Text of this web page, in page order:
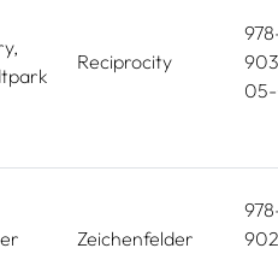
Reciprocity
Zeichenfelder